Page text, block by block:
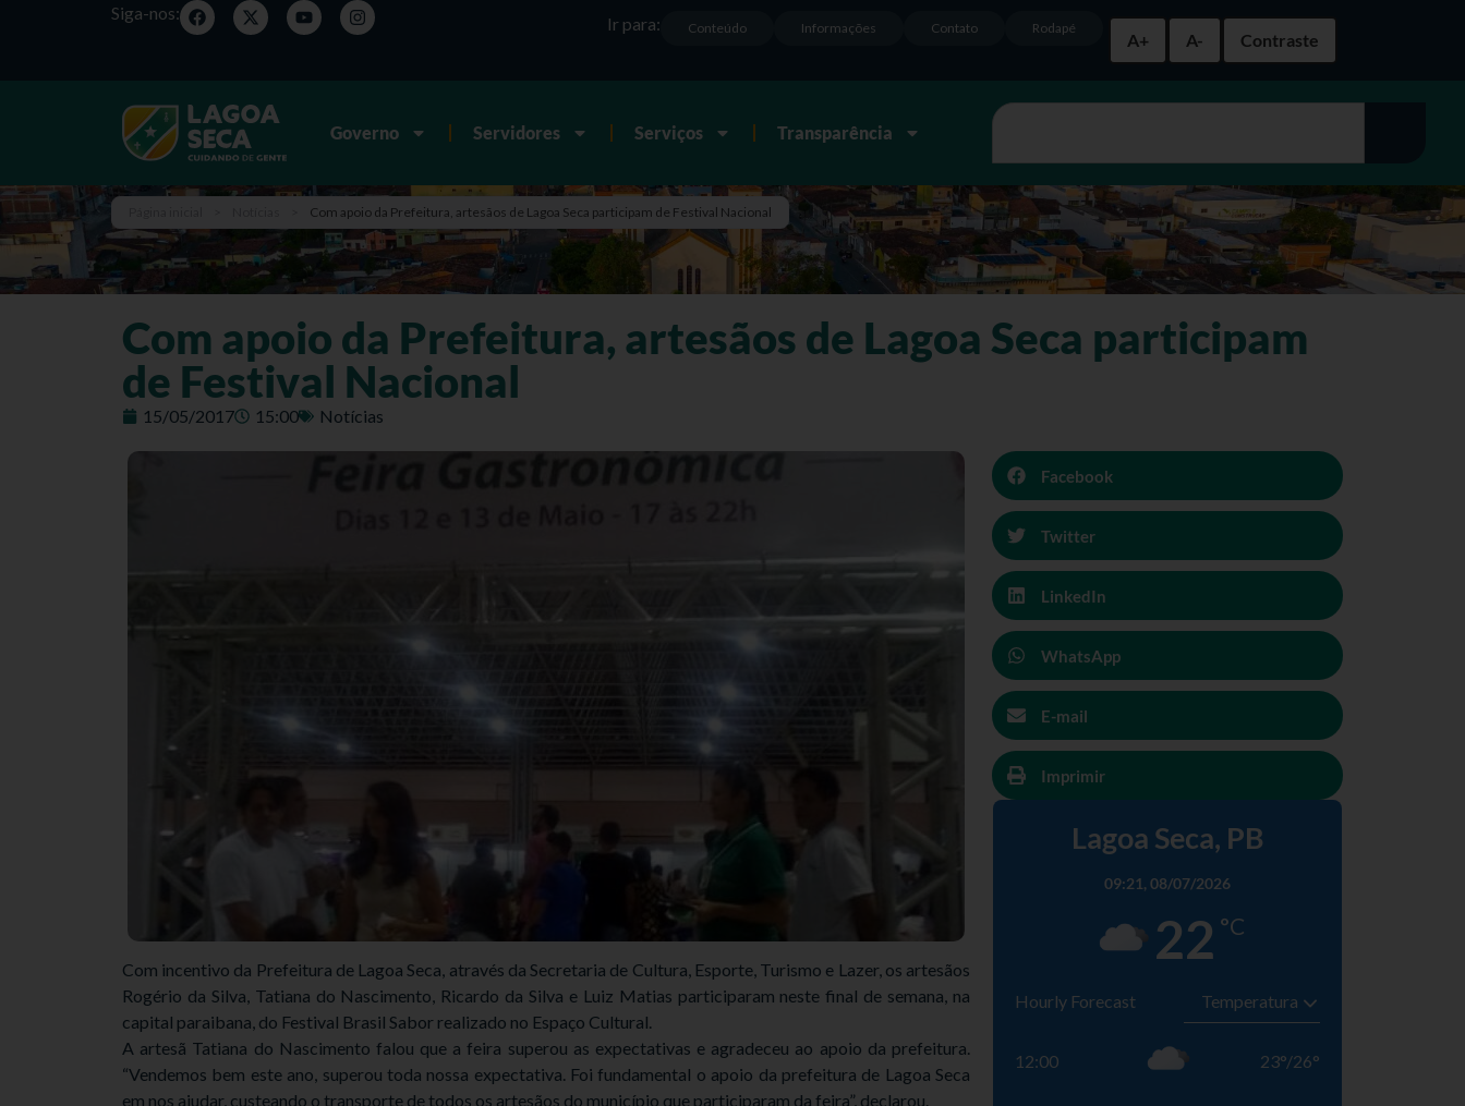
Siga-nos:
A+
A- Contraste
Rodapé
Contato
Informações
Conteúdo
Ir para:
Governo Servidores Serviços Transparência
Com apoio da Prefeitura, artesãos de Lagoa Seca participam de Festival Nacional
Com apoio da Prefeitura, artesãos de Lagoa Seca participam
de Festival Nacional
15/05/2017 15:00 Notícias
Com incentivo da Prefeitura de Lagoa Seca, através da Secretaria de Cultura, Esporte, Turismo e Lazer, os artesãos
Rogério da Silva, Tatiana do Nascimento, Ricardo da Silva e Luiz Matias participaram neste final de semana, na
capital paraibana, do Festival Brasil Sabor realizado no Espaço Cultural.
A artesã Tatiana do Nascimento falou que a feira superou as expectativas e agradeceu ao apoio da prefeitura.
“Vendemos bem este ano, superou toda nossa expectativa. Foi fundamental o apoio da prefeitura de Lagoa Seca
em nos ajudar, custeando o transporte de todos os artesãos do município que participaram da feira”, declarou.
Facebook
Twitter
LinkedIn
WhatsApp
E-mail
Imprimir
Lagoa Seca, PB
09:21, 08/07/2026
22 °C
Hourly Forecast
12:00 23°/26°